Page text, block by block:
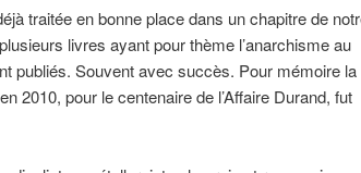
traitée en bonne place dans un chapitre de
livres ayant pour thème l’anarchisme au
publiés. Souvent avec succès. Pour mémoire la
2010, pour le centenaire de l’Affaire Durand, fut